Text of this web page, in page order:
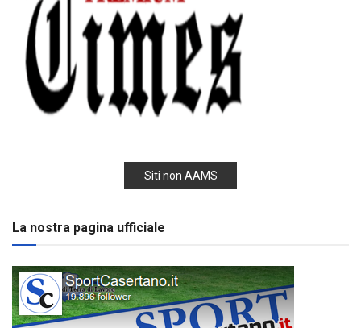
Siti non AAMS
La nostra pagina ufficiale